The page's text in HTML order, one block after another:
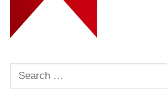
Rechercher
: